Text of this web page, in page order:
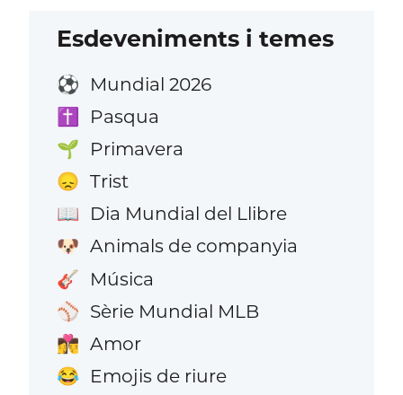
Esdeveniments i temes
⚽ Mundial 2026
✝️ Pasqua
🌱 Primavera
😞 Trist
📖 Dia Mundial del Llibre
🐶 Animals de companyia
🎸 Música
⚾ Sèrie Mundial MLB
👩‍❤️‍💋‍👨 Amor
😂 Emojis de riure